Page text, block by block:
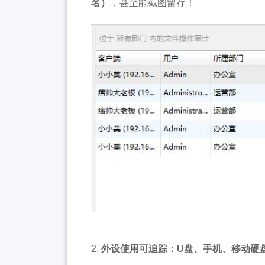
名） ，甚至能截图留存！
2.外设使用可追踪：U盘、手机、移动硬